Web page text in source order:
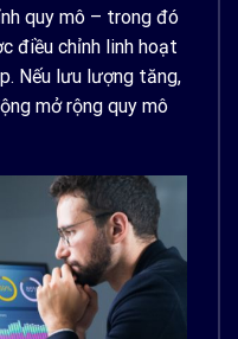
quy mô – trong đó
điều chỉnh linh hoạt
Nếu lưu lượng tăng,
mở rộng quy mô